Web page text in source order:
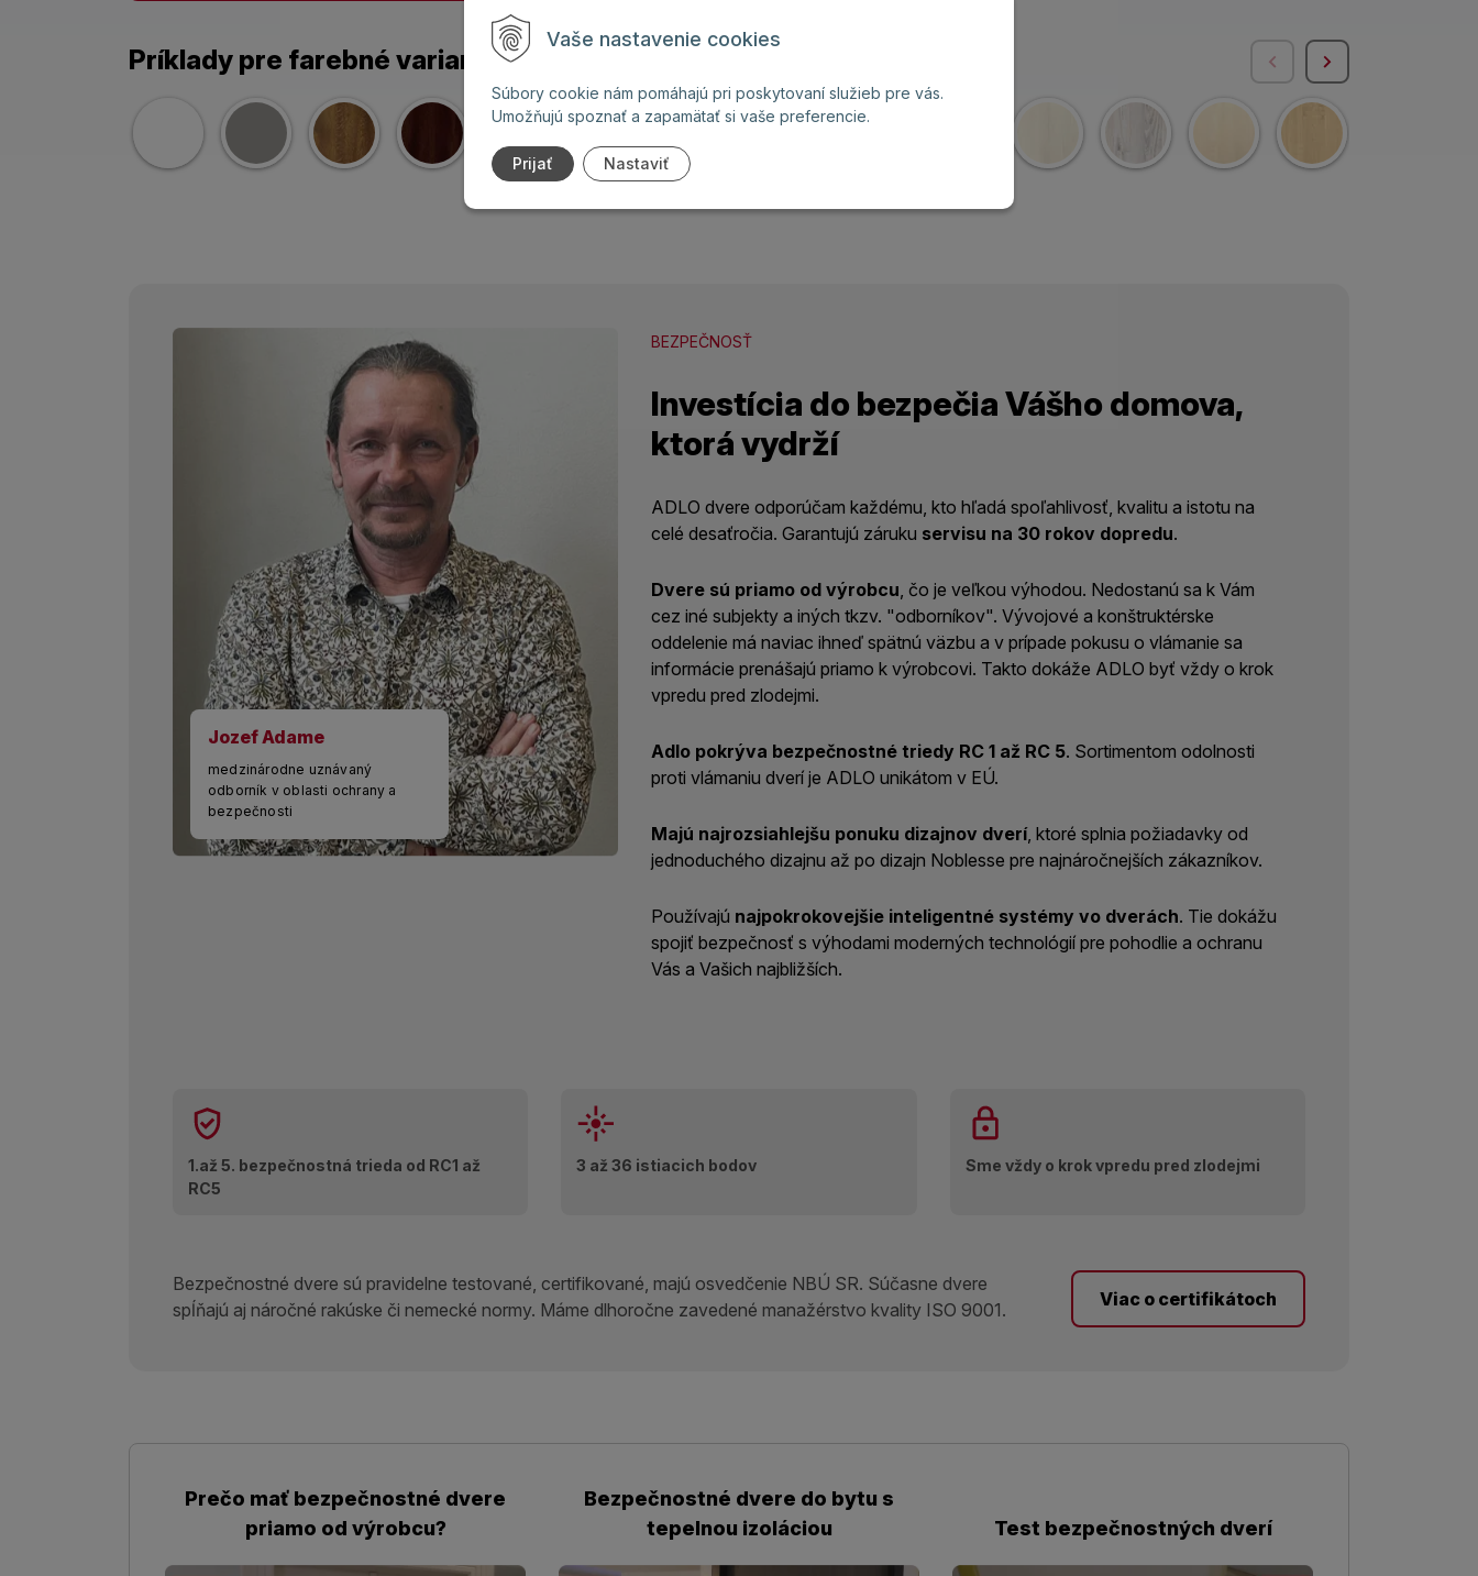
Vaše nastavenie cookies
Súbory cookie nám pomáhajú pri poskytovaní služieb pre vás.
Umožňujú spoznať a zapamätať si vaše preferencie.
Prijať Nastaviť
Príklady pre farebné varianty:
BEZPEČNOSŤ
Investícia do bezpečia Vášho domova,
ktorá vydrží
ADLO dvere odporúčam každému, kto hľadá spoľahlivosť, kvalitu a istotu na
celé desaťročia. Garantujú záruku servisu na 30 rokov dopredu.
Dvere sú priamo od výrobcu , čo je veľkou výhodou. Nedostanú sa k Vám
cez iné subjekty a iných tkzv. "odborníkov". Vývojové a konštruktérske
oddelenie má naviac ihneď spätnú väzbu a v prípade pokusu o vlámanie sa
informácie prenášajú priamo k výrobcovi. Takto dokáže ADLO byť vždy o krok
vpredu pred zlodejmi.
Adlo pokrýva bezpečnostné triedy RC 1 až RC 5. Sortimentom odolnosti
proti vlámaniu dverí je ADLO unikátom v EÚ.
Majú najrozsiahlejšu ponuku dizajnov dverí, ktoré splnia požiadavky od
jednoduchého dizajnu až po dizajn Noblesse pre najnáročnejších zákazníkov.
Používajú najpokrokovejšie inteligentné systémy vo dverách. Tie dokážu
spojiť bezpečnosť s výhodami moderných technológií pre pohodlie a ochranu
Vás a Vašich najbližších.
Jozef Adame
medzinárodne uznávaný
odborník v oblasti ochrany a
bezpečnosti
1.až 5. bezpečnostná trieda od RC1 až
RC5
3 až 36 istiacich bodov Sme vždy o krok vpredu pred zlodejmi
Bezpečnostné dvere sú pravidelne testované, certifikované, majú osvedčenie NBÚ SR. Súčasne dvere
spĺňajú aj náročné rakúske či nemecké normy. Máme dlhoročne zavedené manažérstvo kvality ISO 9001.
Viac o certifikátoch
Prečo mať bezpečnostné dvere
priamo od výrobcu?
Bezpečnostné dvere do bytu s
tepelnou izoláciou
Test bezpečnostných dverí